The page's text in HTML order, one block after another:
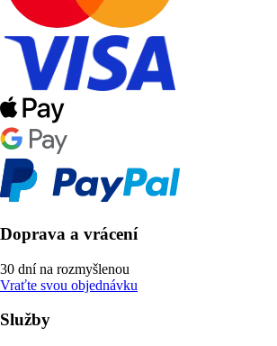
Doprava a vrácení
30 dní na rozmyšlenou
Vraťte svou objednávku
Služby